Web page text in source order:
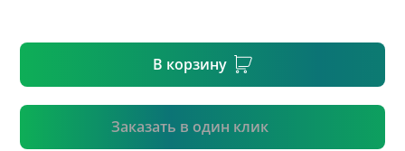
В корзину
Заказать в один клик
Подтвердить